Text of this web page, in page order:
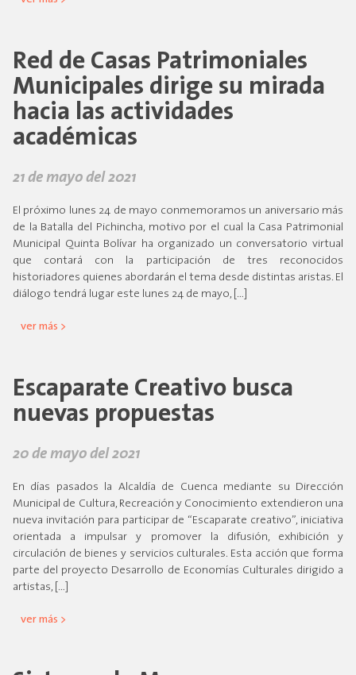
Red de Casas Patrimoniales
Municipales dirige su mirada
hacia las actividades
académicas
21 de mayo del 2021
El próximo lunes 24 de mayo conmemoramos un aniversario más
de la Batalla del Pichincha, motivo por el cual la Casa Patrimonial
Municipal Quinta Bolívar ha organizado un conversatorio virtual
que contará con la participación de tres reconocidos
historiadores quienes abordarán el tema desde distintas aristas. El
diálogo tendrá lugar este lunes 24 de mayo, […]
ver más >
Escaparate Creativo busca
nuevas propuestas
20 de mayo del 2021
En días pasados la Alcaldía de Cuenca mediante su Dirección
Municipal de Cultura, Recreación y Conocimiento extendieron una
nueva invitación para participar de “Escaparate creativo”, iniciativa
orientada a impulsar y promover la difusión, exhibición y
circulación de bienes y servicios culturales. Esta acción que forma
parte del proyecto Desarrollo de Economías Culturales dirigido a
artistas, […]
ver más >